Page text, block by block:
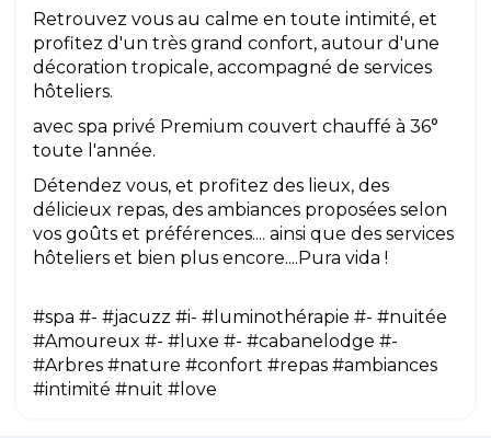
Retrouvez vous au calme en toute intimité, et
profitez d'un très grand confort, autour d'une
décoration tropicale, accompagné de services
hôteliers.
avec spa privé Premium couvert chauffé à 36°
toute l'année.
Détendez vous, et profitez des lieux, des
délicieux repas, des ambiances proposées selon
vos goûts et préférences.... ainsi que des services
hôteliers et bien plus encore....Pura vida !
#spa #- #jacuzz #i- #luminothérapie #- #nuitée
#Amoureux #- #luxe #- #cabanelodge #-
#Arbres #nature #confort #repas #ambiances
#intimité #nuit #love